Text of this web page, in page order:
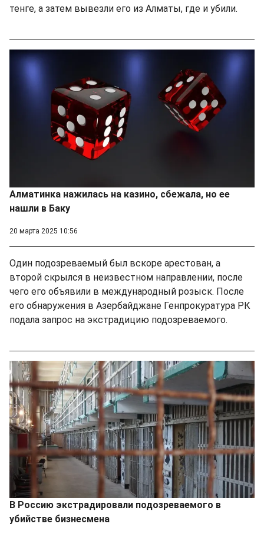
тенге, а затем вывезли его из Алматы, где и убили.
Алматинка нажилась на казино, сбежала, но ее
нашли в Баку
20 марта 2025 10:56
Один подозреваемый был вскоре арестован, а
второй скрылся в неизвестном направлении, после
чего его объявили в международный розыск. После
его обнаружения в Азербайджане Генпрокуратура РК
подала запрос на экстрадицию подозреваемого.
В Россию экстрадировали подозреваемого в
убийстве бизнесмена